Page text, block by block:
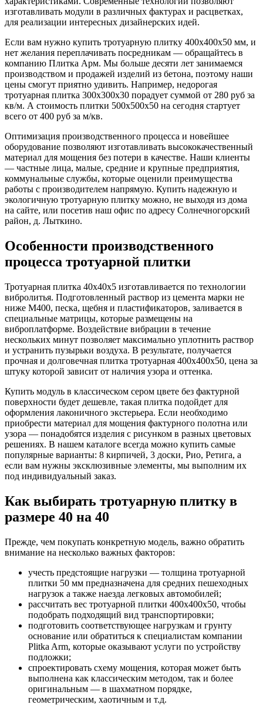
изготавливать модули в различных фактурах и расцветках,
для реализации интересных дизайнерских идей.
Если вам нужно купить тротуарную плитку 400х400х50 мм, и
нет желания переплачивать посредникам — обращайтесь в
компанию Плитка Арм. Мы больше десяти лет занимаемся
производством и продажей изделий из бетона, поэтому наши
цены смогут приятно удивить. Например, недорогая
тротуарная плитка 300х300х30 порадует суммой от 280 руб за
кв/м. А стоимость плитки 500х500х50 на сегодня стартует
всего от 400 руб за м/кв.
Оптимизация производственного процесса и новейшее
оборудование позволяют изготавливать высококачественный
материал для мощения без потери в качестве. Наши клиенты
— частные лица, малые, средние и крупные предприятия,
коммунальные службы, которые оценили преимущества
работы с производителем напрямую. Купить надежную и
экологичную тротуарную плитку можно, не выходя из дома
на сайте, или посетив наш офис по адресу Солнечногорский
район, д. Лыткино.
Особенности производственного
процесса тротуарной плитки
Тротуарная плитка 40х40х5 изготавливается по технологии
вибролитья. Подготовленный раствор из цемента марки не
ниже М400, песка, щебня и пластификаторов, заливается в
специальные матрицы, которые размещены на
виброплатформе. Воздействие вибрации в течение
нескольких минут позволяет максимально уплотнить раствор
и устранить пузырьки воздуха. В результате, получается
прочная и долговечная плитка тротуарная 400х400х50, цена за
штуку которой зависит от наличия узора и оттенка.
Купить модуль в классическом сером цвете без фактурной
поверхности будет дешевле, такая плитка подойдет для
оформления лаконичного экстерьера. Если необходимо
приобрести материал для мощения фактурного полотна или
узора — понадобятся изделия с рисунком в разных цветовых
решениях. В нашем каталоге всегда можно купить самые
популярные варианты: 8 кирпичей, 3 доски, Рио, Ретига, а
если вам нужны эксклюзивные элементы, мы выполним их
под индивидуальный заказ.
Как выбирать тротуарную плитку в
размере 40 на 40
Прежде, чем покупать конкретную модель, важно обратить
внимание на несколько важных факторов:
учесть предстоящие нагрузки — толщина тротуарной
плитки 50 мм предназначена для средних пешеходных
нагрузок а также наезда легковых автомобилей;
рассчитать вес тротуарной плитки 400х400х50, чтобы
подобрать подходящий вид транспортировки;
подготовить соответствующее нагрузкам и грунту
основание или обратиться к специалистам компании
Plitka Arm, которые оказывают услуги по устройству
подложки;
спроектировать схему мощения, которая может быть
выполнена как классическим методом, так и более
оригинальным — в шахматном порядке,
геометрическим, хаотичным и т.д.